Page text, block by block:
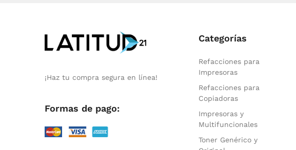
¡Haz tu compra segura en línea!
Formas de pago:
Categorías
Refacciones para
Impresoras
Refacciones para
Copiadoras
Impresoras y
Multifuncionales
Toner Genérico y